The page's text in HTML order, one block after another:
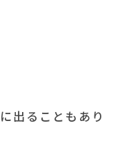
出ることもあり